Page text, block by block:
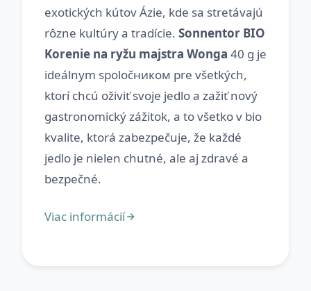
exotických kútov Ázie, kde sa stretávajú
rôzne kultúry a tradície. Sonnentor BIO
Korenie na ryžu majstra Wonga 40 g je
ideálnym spoločником pre všetkých,
ktorí chcú oživiť svoje jedlo a zažiť nový
gastronomický zážitok, a to všetko v bio
kvalite, ktorá zabezpečuje, že každé
jedlo je nielen chutné, ale aj zdravé a